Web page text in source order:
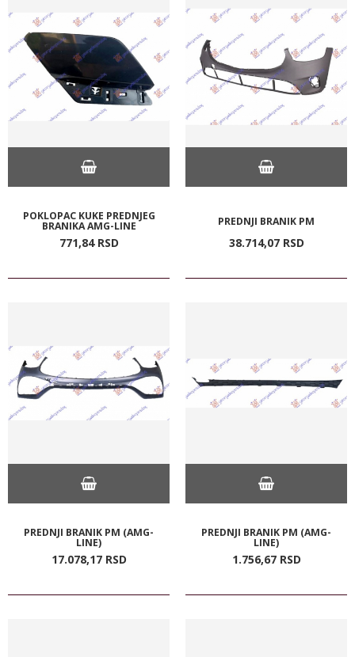
POKLOPAC KUKE PREDNJEG
BRANIKA AMG-LINE
771,84 RSD
PREDNJI BRANIK PM
38.714,07 RSD
PREDNJI BRANIK PM (AMG-
LINE)
17.078,17 RSD
PREDNJI BRANIK PM (AMG-
LINE)
1.756,67 RSD